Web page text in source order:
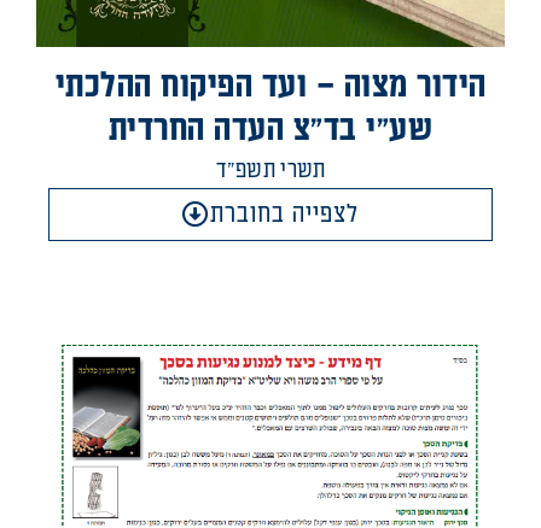
הידור מצוה – ועד הפיקוח ההלכתי
שע"י בד"צ העדה החרדית
תשרי תשפ"ד
לצפייה בחוברת